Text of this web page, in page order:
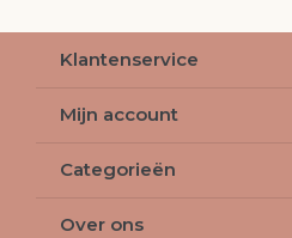
Klantenservice
Mijn account
Categorieën
Over ons